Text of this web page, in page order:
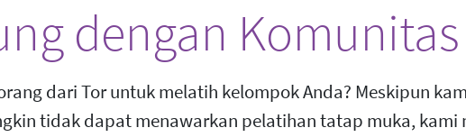
dengan Komunitas
dari Tor untuk melatih kelompok Anda? Meskipun
tidak dapat menawarkan pelatihan tatap muka, kami